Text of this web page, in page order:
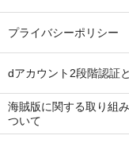
プライバシーポリシー
dアカウント2段階認証
海賊版に関する取り組
ついて